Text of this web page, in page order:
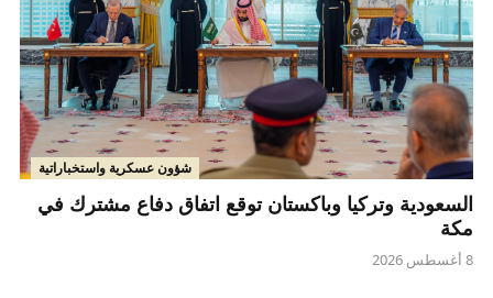
شؤون عسكرية واستخباراتية
السعودية وتركيا وباكستان توقع اتفاق دفاع مشترك في
مكة
8 أغسطس 2026